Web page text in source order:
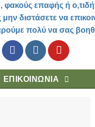
φακούς επαφής ή
μην διστάσετε να
πολύ να σας
ΕΠΙΚΟΙΝΩΝΙΑ